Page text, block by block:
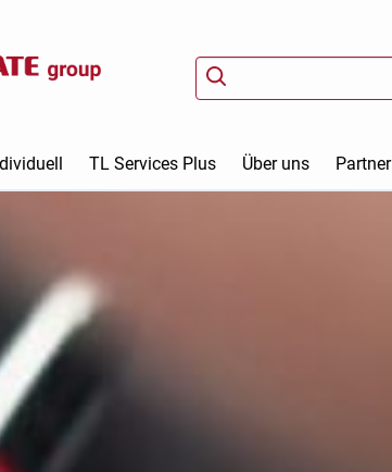
TL Services Plus Über uns Partner